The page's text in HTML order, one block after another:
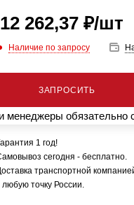
12 262,37 ₽/шт
Наличие по запросу
ЗАПРОСИТЬ
менеджеры обязательно
1 год!
сегодня - бесплатно.
транспортной
любую точку России.